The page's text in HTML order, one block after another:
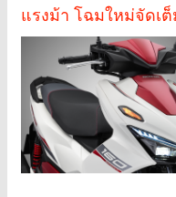
แรงม้า โฉมใหม่จัดเ